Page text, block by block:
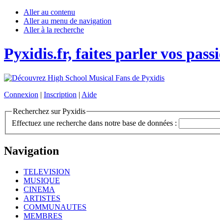
Aller au contenu
Aller au menu de navigation
Aller à la recherche
Pyxidis.fr, faites parler vos
Connexion | Inscription | Aide
Recherchez sur Pyxidis
Effectuez une recherche dans notre base de données :
Navigation
TELEVISION
MUSIQUE
CINEMA
ARTISTES
COMMUNAUTES
MEMBRES